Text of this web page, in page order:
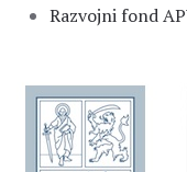
Razvojni fond